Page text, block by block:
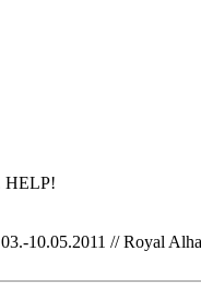
HELP!
10.05.2011 // Royal